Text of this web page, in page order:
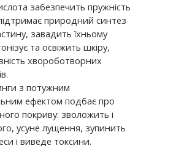
забезпечить пружність
природний синтез
завадить їхньому
та освіжить шкіру,
хвороботворних
з потужним
ефектом подбає про
покриву: зволожить і
усуне лущення, зупинить
і виведе токсини.